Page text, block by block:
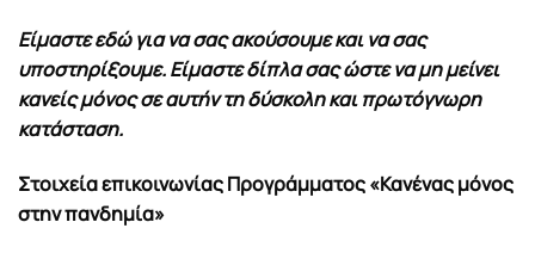
Είμαστε εδώ για να σας ακούσουμε και να σας
υποστηρίξουμε. Είμαστε δίπλα σας ώστε να μη μείνει
κανείς μόνος σε αυτήν τη δύσκολη και πρωτόγνωρη
κατάσταση.
Στοιχεία επικοινωνίας Προγράμματος «Κανένας μόνος
στην πανδημία»